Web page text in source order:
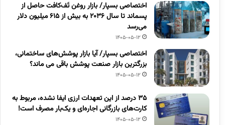
اختصاصی بسپار/ بازار روغن تَف‌کافت حاصل از
پسماند تا سال ۲۰۳۶ به بیش از ۶۱۵ میلیون دلار
می‌رسد
1405-05-12
اختصاصی بسپار/ آیا بازار پوشش‌های ساختمانی،
بزرگترین بازار صنعت پوشش باقی می ماند؟
1405-05-12
۳۵ درصد از این تعهدات ارزی ایفا نشده، مربوط به
کارت‌های بازرگانی اجاره‌ای و یک‌بار مصرف است!
1405-05-12